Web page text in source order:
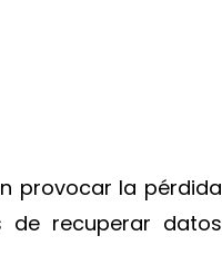
provocar la pérdida
recuperar datos